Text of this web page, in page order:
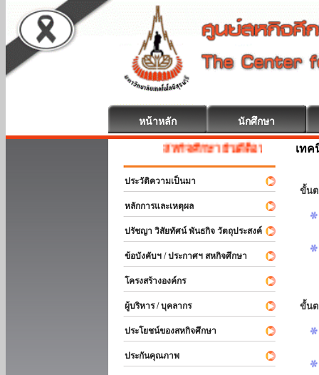
หน้าหลัก นักศึกษา
สหกิจศึกษา ยินดีต้อนรับ
ประวัติความเป็นมา
หลักการและเหตุผล
ปรัชญา วิสัยทัศน์ พันธกิจ วัตถุประสงค์
ข้อบังคับฯ / ประกาศฯ สหกิจศึกษา
โครงสร้างองค์กร
ผู้บริหาร / บุคลากร
ประโยชน์ของสหกิจศึกษา
ประกันคุณภาพ
เทค
ขั้นต
ขั้นต